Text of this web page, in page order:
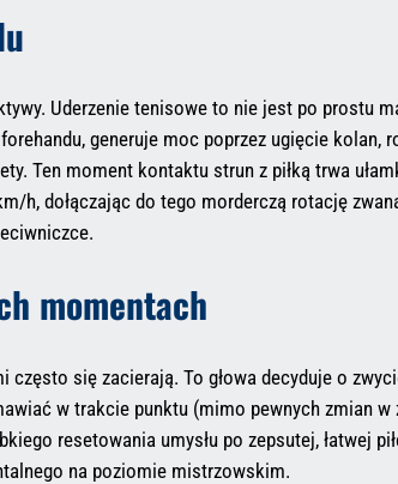
Uderzenie tenisowe to nie jest po prostu
generuje moc poprzez ugięcie kolan,
Ten moment kontaktu strun z piłką trwa
h, dołączając do tego morderczą rotację
momentach
się zacierają. To głowa decyduje o
w trakcie punktu (mimo pewnych zmian
resetowania umysłu po zepsutej, łatwej
na poziomie mistrzowskim.